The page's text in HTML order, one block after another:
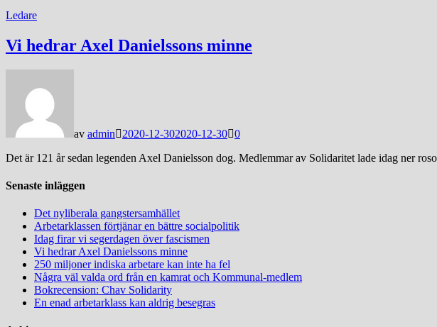
Ledare
Vi hedrar Axel Danielssons minne
av admin 2020-12-302020-12-30 0
Det är 121 år sedan legenden Axel Danielsson dog. Medlemmar av Solidaritet lade idag ner
Senaste inläggen
Det nyliberala gangstersamhället
Arbetarklassen förtjänar en bättre socialpolitik
Idag firar vi segerdagen över fascismen
Vi hedrar Axel Danielssons minne
250 miljoner indiska arbetare kan inte ha fel
Några väl valda ord från en kamrat och Kommunal-medlem
Bokrecension: Chav Solidarity
En enad arbetarklass kan aldrig besegras